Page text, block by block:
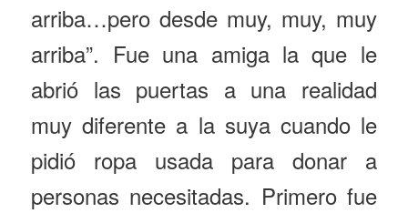
arriba…pero desde muy, muy, muy
arriba”. Fue una amiga la que le
abrió las puertas a una realidad
muy diferente a la suya cuando le
pidió ropa usada para donar a
personas necesitadas. Primero fue